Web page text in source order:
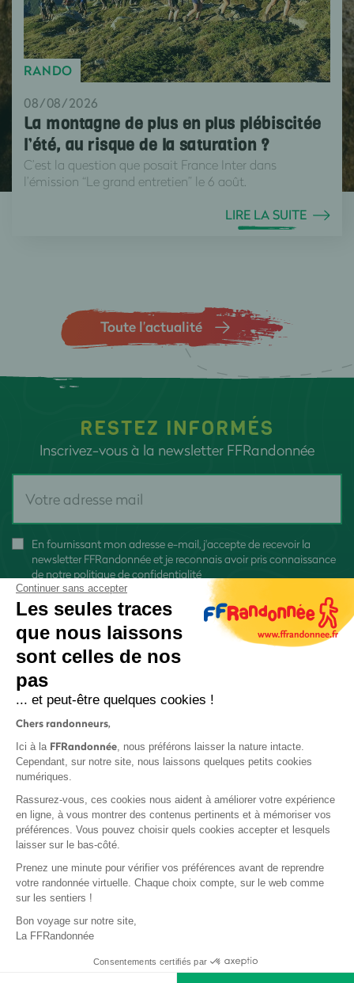
RANDO
08/08/2026
La montagne de plus en plus plébiscitée
l’été, au risque de la saturation ?
C’est la question que posait France Inter dans
l’émission “Le grand entretien” le 6 août.
LIRE LA SUITE
Toute l’actualité
RESTEZ INFORMÉS
Inscrivez-vous à la newsletter FFRandonnée
En fournissant mon adresse e-mail, j'accepte de recevoir la
newsletter FFRandonnée et je reconnais avoir pris connaissance
de notre politique de confidentialité
Protection des données
Politique de confidentialité
Base documentaire
Continuer sans accepter
Les seules traces
que nous laissons
sont celles de nos
pas
... et peut-être quelques cookies !
Chers randonneurs,
Ici à la FFRandonnée, nous préférons laisser la nature intacte.
Cependant, sur notre site, nous laissons quelques petits cookies
numériques.
Rassurez-vous, ces cookies nous aident à améliorer votre expérience
en ligne, à vous montrer des contenus pertinents et à mémoriser vos
préférences. Vous pouvez choisir quels cookies accepter et lesquels
laisser sur le bas-côté.
Prenez une minute pour vérifier vos préférences avant de reprendre
votre randonnée virtuelle. Chaque choix compte, sur le web comme
sur les sentiers !
Bon voyage sur notre site,
La FFRandonnée
Consentements certifiés par